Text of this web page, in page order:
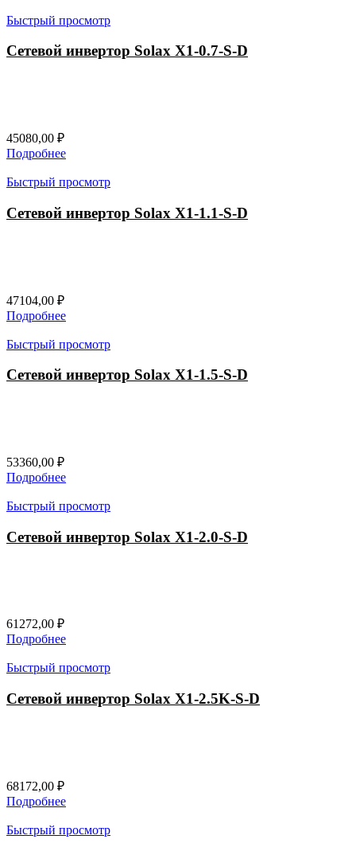
Быстрый просмотр
Сетевой инвертор Solax X1-0.7-S-D
45080,00 ₽
Подробнее
Быстрый просмотр
Сетевой инвертор Solax X1-1.1-S-D
47104,00 ₽
Подробнее
Быстрый просмотр
Сетевой инвертор Solax X1-1.5-S-D
53360,00 ₽
Подробнее
Быстрый просмотр
Сетевой инвертор Solax X1-2.0-S-D
61272,00 ₽
Подробнее
Быстрый просмотр
Сетевой инвертор Solax X1-2.5K-S-D
68172,00 ₽
Подробнее
Быстрый просмотр